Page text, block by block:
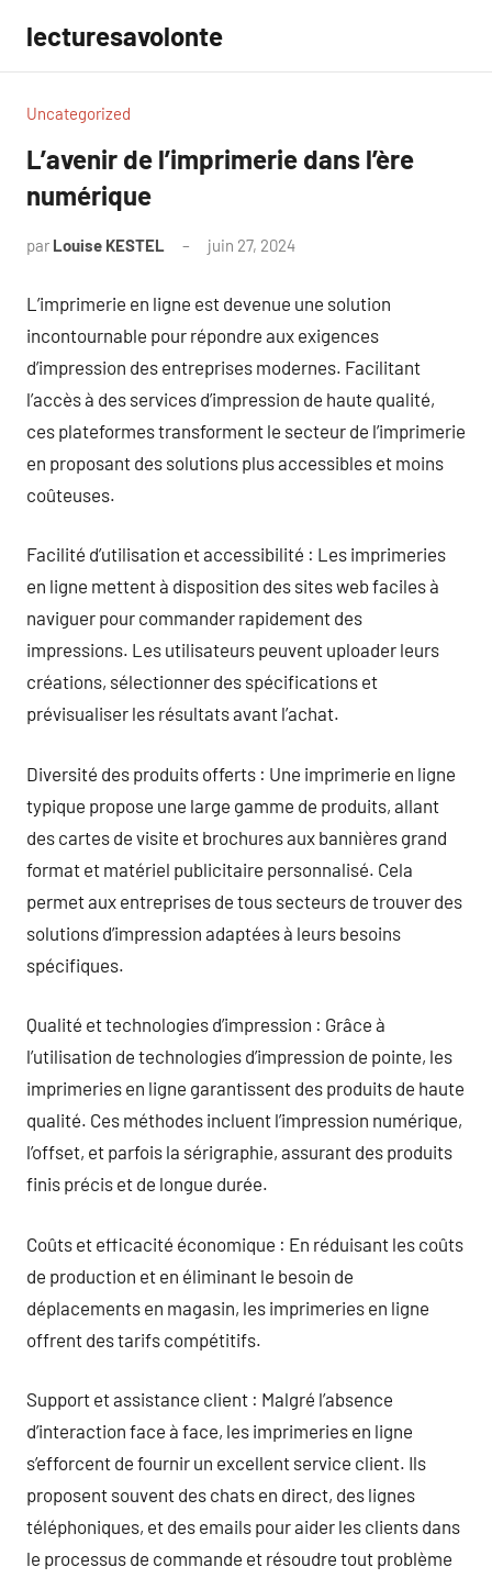
contenu
lecturesavolonte
Uncategorized
L’avenir de l’imprimerie dans l’ère
numérique
par Louise KESTEL juin 27, 2024
L’imprimerie en ligne est devenue une solution
incontournable pour répondre aux exigences
d’impression des entreprises modernes. Facilitant
l’accès à des services d’impression de haute qualité,
ces plateformes transforment le secteur de l’imprimerie
en proposant des solutions plus accessibles et moins
coûteuses.
Facilité d’utilisation et accessibilité : Les imprimeries
en ligne mettent à disposition des sites web faciles à
naviguer pour commander rapidement des
impressions. Les utilisateurs peuvent uploader leurs
créations, sélectionner des spécifications et
prévisualiser les résultats avant l’achat.
Diversité des produits offerts : Une imprimerie en ligne
typique propose une large gamme de produits, allant
des cartes de visite et brochures aux bannières grand
format et matériel publicitaire personnalisé. Cela
permet aux entreprises de tous secteurs de trouver des
solutions d’impression adaptées à leurs besoins
spécifiques.
Qualité et technologies d’impression : Grâce à
l’utilisation de technologies d’impression de pointe, les
imprimeries en ligne garantissent des produits de haute
qualité. Ces méthodes incluent l’impression numérique,
l’offset, et parfois la sérigraphie, assurant des produits
finis précis et de longue durée.
Coûts et efficacité économique : En réduisant les coûts
de production et en éliminant le besoin de
déplacements en magasin, les imprimeries en ligne
offrent des tarifs compétitifs.
Support et assistance client : Malgré l’absence
d’interaction face à face, les imprimeries en ligne
s’efforcent de fournir un excellent service client. Ils
proposent souvent des chats en direct, des lignes
téléphoniques, et des emails pour aider les clients dans
le processus de commande et résoudre tout problème